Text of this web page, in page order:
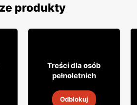
produkty
2999
Wódka Żołądkowa Gorzka
Treści dla osób
pełnoletnich
Odblokuj